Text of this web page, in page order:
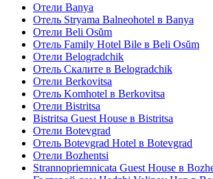
Отели Banya
Отель Stryama Balneohotel в Banya
Отели Beli Osŭm
Отель Family Hotel Bile в Beli Osŭm
Отели Belogradchik
Отель Скалите в Belogradchik
Отели Berkovitsa
Отель Komhotel в Berkovitsa
Отели Bistritsa
Bistritsa Guest House в Bistritsa
Отели Botevgrad
Отель Botevgrad Hotel в Botevgrad
Отели Bozhentsi
Strannopriemnicata Guest House в